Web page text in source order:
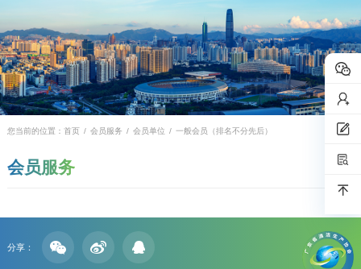
您当前的位置： 首页 / 会员服务 / 会员单位 / 一般会员（排名不分先后）
会员服务
分享：